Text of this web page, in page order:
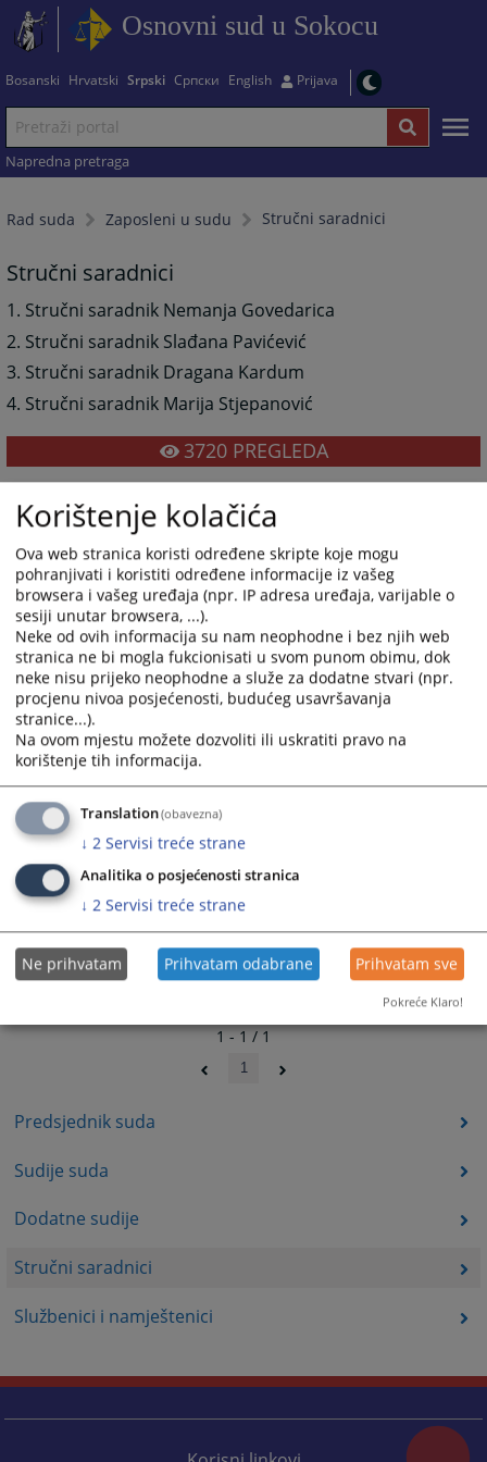
Osnovni sud u Sokocu
Bosanski Hrvatski Srpski Српски English Prijava
Napredna pretraga
Rad suda Zaposleni u sudu Stručni saradnici
Predsjednik suda
Sudije suda
Dodatne sudije
Stručni saradnici
Službenici i namještenici
Stručni saradnici
1. Stručni saradnik Nemanja Govedarica
2. Stručni saradnik Slađana Pavićević
3. Stručni saradnik Dragana Kardum
4. Stručni saradnik Marija Stjepanović
3720PREGLEDA
1 - 1 / 1
1
Korištenje kolačića
Ova web stranica koristi određene skripte koje mogu
pohranjivati i koristiti određene informacije iz vašeg
browsera i vašeg uređaja (npr. IP adresa uređaja, varijable o
sesiji unutar browsera, ...).
Neke od ovih informacija su nam neophodne i bez njih web
stranica ne bi mogla fukcionisati u svom punom obimu, dok
neke nisu prijeko neophodne a služe za dodatne stvari (npr.
procjenu nivoa posjećenosti, budućeg usavršavanja
stranice...).
Na ovom mjestu možete dozvoliti ili uskratiti pravo na
korištenje tih informacija.
Translation(obavezna)
↓ 2 Servisi treće strane
Analitika o posjećenosti stranica
↓ 2 Servisi treće strane
Ne prihvatam Prihvatam odabrane Prihvatam sve
Pokreće Klaro!